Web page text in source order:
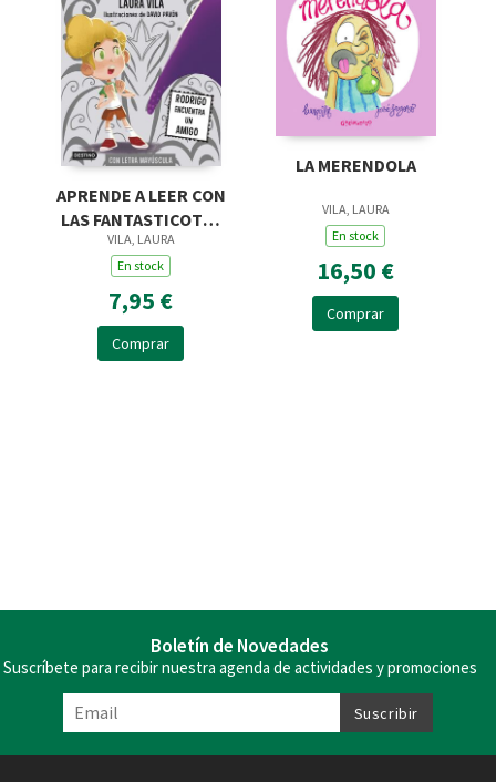
APRENDE A LEER CON
LAS FANTASTICOTAS
11. RODRIGO
ENCUENTRA UN
AMIGO
VILA, LAURA
En stock
7,95 €
Comprar
LA MERENDOLA
VILA, LAURA
En stock
16,50 €
Comprar
Boletín de Novedades
Suscríbete para recibir nuestra agenda de actividades y promociones